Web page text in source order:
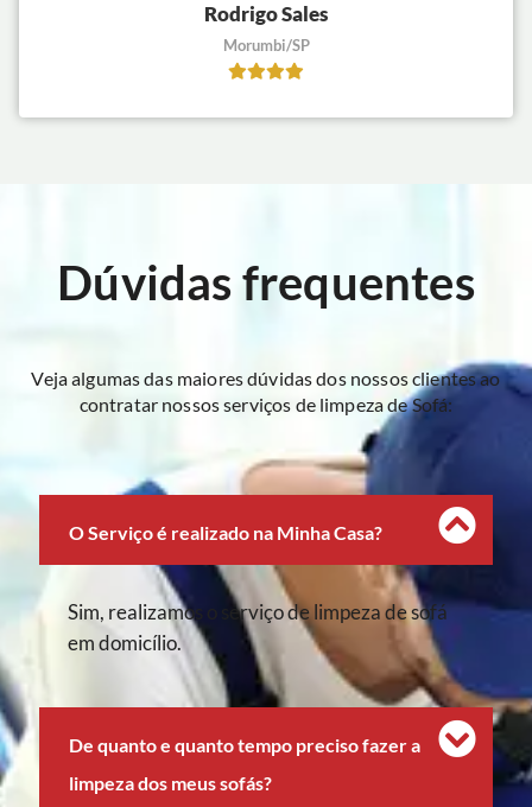
Rodrigo Sales
Morumbi/SP
Dúvidas frequentes
Veja algumas das maiores dúvidas dos nossos clientes ao
contratar nossos serviços de limpeza de Sofá:
O Serviço é realizado na Minha Casa?
Sim, realizamos o serviço de limpeza de sofá
em domicílio.
De quanto e quanto tempo preciso fazer a
limpeza dos meus sofás?